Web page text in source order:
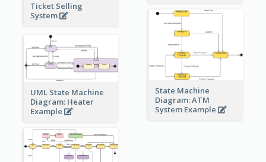
Ticket Selling
System
State Machine
Diagram: ATM
System Example
UML State Machine
Diagram: Heater
Example